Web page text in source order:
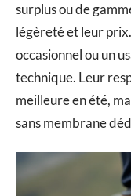
surplus ou de
légèreté et leur
occasionnel ou un
technique. Leur
meilleure en été,
sans membrane